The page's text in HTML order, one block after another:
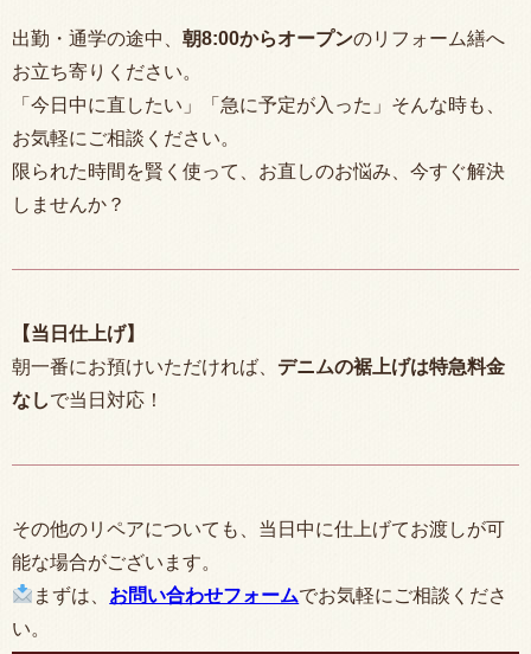
出勤・通学の途中、 朝8:00からオープンのリフォーム繕へ
お立ち寄りください。
「今日中に直したい」「急に予定が入った」そんな時も、
お気軽にご相談ください。
限られた時間を賢く使って、お直しのお悩み、今すぐ解決
しませんか？
【当日仕上げ】
朝一番にお預けいただければ、 デニムの裾上げは特急料金
なしで当日対応！
その他のリペアについても、当日中に仕上げてお渡しが可
能な場合がございます。
まずは、 お問い合わせフォームでお気軽にご相談くださ
い。